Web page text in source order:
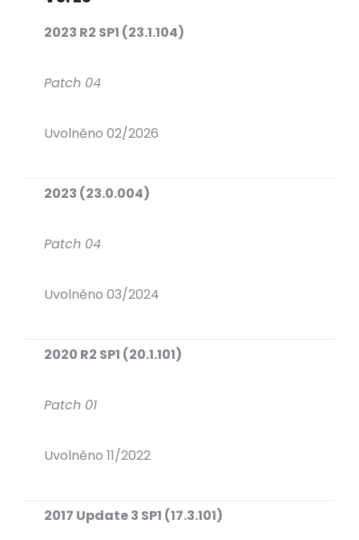
2023 R2 SP1 (23.1.104)
Patch 04
Uvolněno 02/2026
2023 (23.0.004)
Patch 04
Uvolněno 03/2024
2020 R2 SP1 (20.1.101)
Patch 01
Uvolněno 11/2022
2017 Update 3 SP1 (17.3.101)